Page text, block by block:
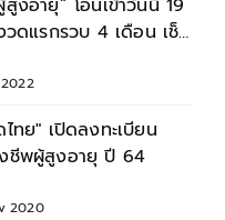
สูงอายุ” โอนเข้าวันนี้ 19
วดแรกรวบ 4 เดือน เช็ก
ทย" เปิดลงทะเบียน
ชีพผู้สูงอายุ ปี 64
2020